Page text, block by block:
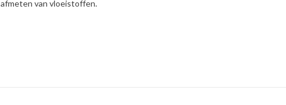
afmeten van vloeistoffen.